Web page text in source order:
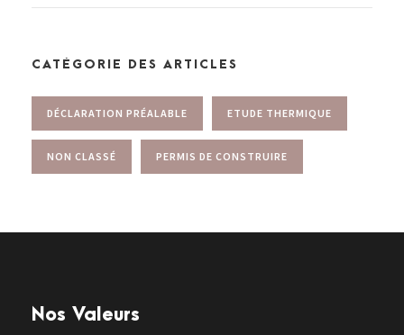
CATÉGORIE DES ARTICLES
DÉCLARATION PRÉALABLE ETUDE THERMIQUE
NON CLASSÉ PERMIS DE CONSTRUIRE
Nos Valeurs